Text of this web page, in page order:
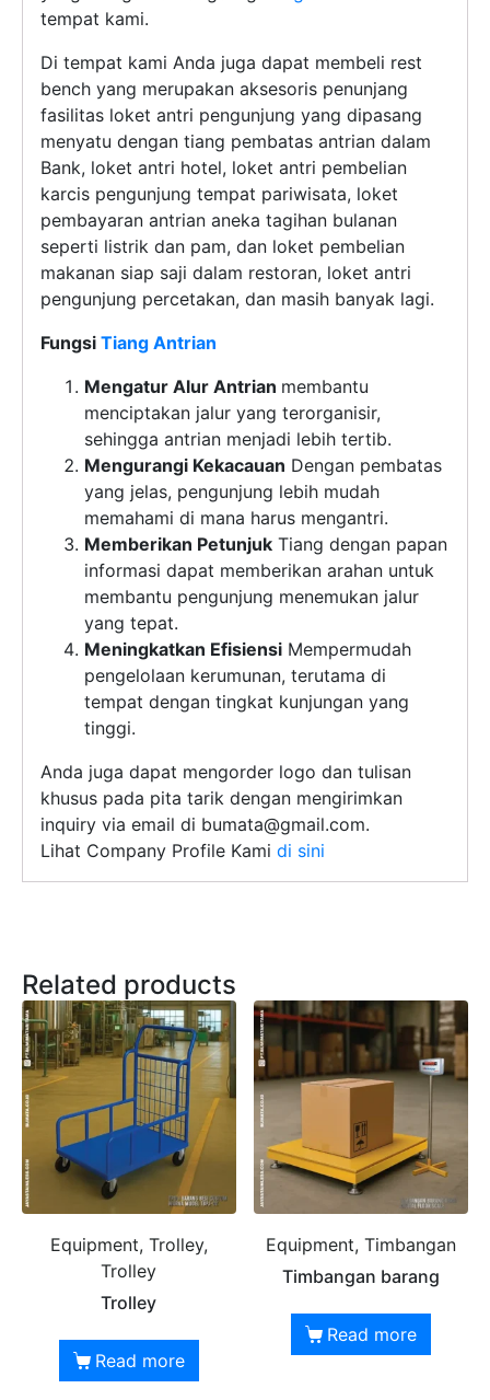
tempat kami.
Di tempat kami Anda juga dapat membeli rest
bench yang merupakan aksesoris penunjang
fasilitas loket antri pengunjung yang dipasang
menyatu dengan tiang pembatas antrian dalam
Bank, loket antri hotel, loket antri pembelian
karcis pengunjung tempat pariwisata, loket
pembayaran antrian aneka tagihan bulanan
seperti listrik dan pam, dan loket pembelian
makanan siap saji dalam restoran, loket antri
pengunjung percetakan, dan masih banyak lagi.
Fungsi Tiang Antrian
Mengatur Alur Antrian membantu
menciptakan jalur yang terorganisir,
sehingga antrian menjadi lebih tertib.
Mengurangi Kekacauan Dengan pembatas
yang jelas, pengunjung lebih mudah
memahami di mana harus mengantri.
Memberikan Petunjuk Tiang dengan papan
informasi dapat memberikan arahan untuk
membantu pengunjung menemukan jalur
yang tepat.
Meningkatkan Efisiensi Mempermudah
pengelolaan kerumunan, terutama di
tempat dengan tingkat kunjungan yang
tinggi.
Anda juga dapat mengorder logo dan tulisan
khusus pada pita tarik dengan mengirimkan
inquiry via email di bumata@gmail.com.
Lihat Company Profile Kami di sini
Related products
Equipment, Trolley,
Trolley
Trolley
Read more
Equipment, Timbangan
Timbangan barang
Read more
SALES ASSISTANCE
Hubungi Tim Sales
Admin 1
6281310045708
CHAT
Admin 2
62811893101
CHAT